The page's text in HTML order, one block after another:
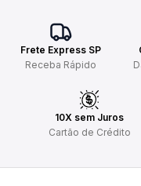
Frete Express SP
Receba Rápido
10X sem Juros
Cartão de Crédito